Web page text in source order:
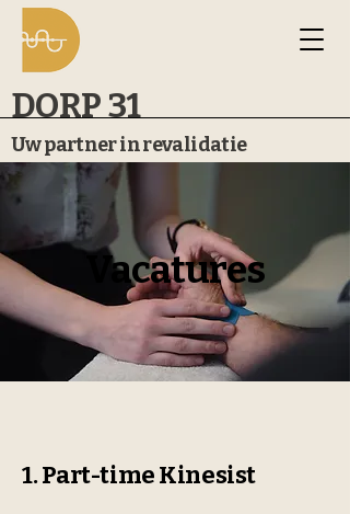
DORP 31
Uw partner in revalidatie
Vacatures
1. Part-time Kinesist